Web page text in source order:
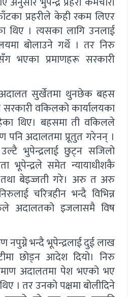
प्रहरीले केही रकम लिएर
थिए । त्यसका लागि उनलाई
बोलाउने गर्थे । तर निरु
भएका प्रमाणहरू सरकारी
सुर्खेतमा थुनछेक बहस
वकिलको कार्यालयका
थिए। बहसमा ती वकिलले
पनि अदालतमा प्रूतुत गरेनन् ।
भुपेन्द्रलाई छुट्न सजिलो
भूपेन्द्रले समेत न्यायाधीशकै
तथा बेइज्जती गरे। अरु त अरु
चरित्रहीन भन्दै विभिन्न
अदालतको इजलासमै विष
नपुग्ने भन्दै भूपेन्द्रलाई दुई लाख
छोड्न आदेश दियो। निरु
अदालतमा पेश भएको भए
। तर उनको पक्षमा बोलीदिने